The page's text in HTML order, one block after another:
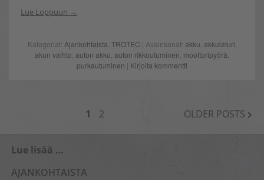
Lue Loppuun
Kategoriat: Ajankohtaista TROTEC | Avainsanat: akku akkulaturi
akun vaihto auton akku auton rikkoutuminen moottoripyörä
purkautuminen | Kirjoita kommentti
1 2 OLDER POSTS
Lue lisää …
AJANKOHTAISTA